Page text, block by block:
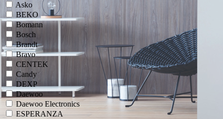
Asko
BEKO
Bomann
Bosch
Brandt
Bravo
CENTEK
Candy
DEXP
Daewoo
Daewoo Electronics
ESPERANZA